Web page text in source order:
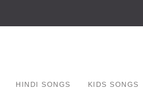
HINDI SONGS KIDS SONGS